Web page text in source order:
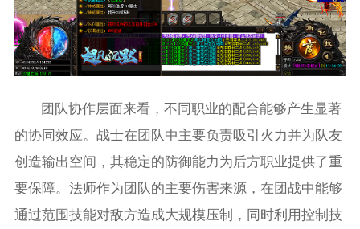
团队协作层面来看，不同职业的配合能够产生显著
的协同效应。战士在团队中主要负责吸引火力并为队友
创造输出空间，其稳定的防御能力为后方职业提供了重
要保障。法师作为团队的主要伤害来源，在团战中能够
通过范围技能对敌方造成大规模压制，同时利用控制技